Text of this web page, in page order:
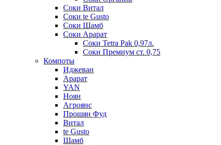
Соки Витал
Соки te Gusto
Соки Шамб
Соки Арарат
Соки Tetra Pak 0,97л.
Соки Премиум ст. 0,75
Компоты
Иджеван
Арарат
YAN
Ноян
Агроянс
Прошян Фуд
Витал
te Gusto
Шамб